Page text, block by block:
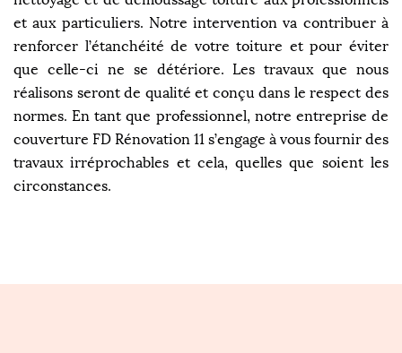
et aux particuliers. Notre intervention va contribuer à
renforcer l’étanchéité de votre toiture et pour éviter
que celle-ci ne se détériore. Les travaux que nous
réalisons seront de qualité et conçu dans le respect des
normes. En tant que professionnel, notre entreprise de
couverture FD Rénovation 11 s’engage à vous fournir des
travaux irréprochables et cela, quelles que soient les
circonstances.